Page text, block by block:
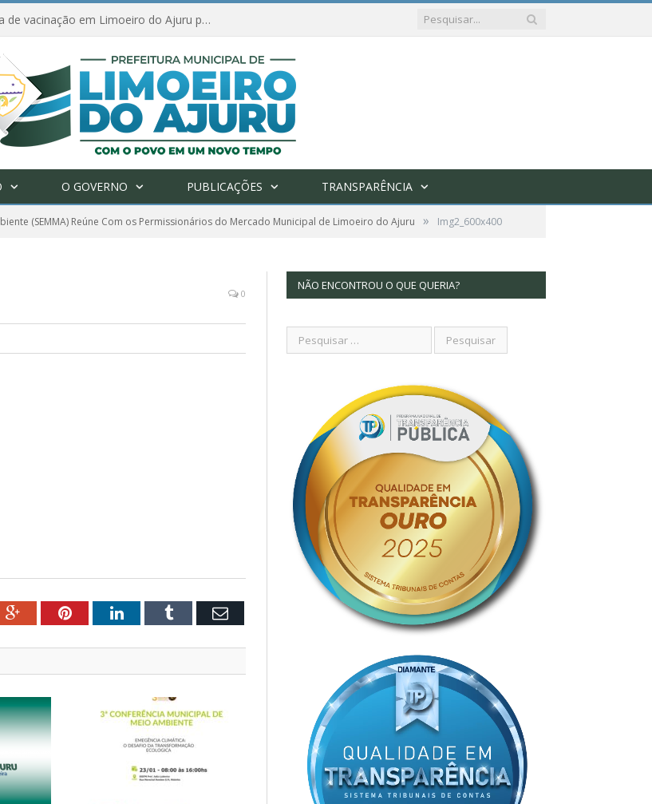
Amanhã começa nova etapa de vacinação em Limoeiro do Ajuru para idosos com 65 ou mais
O GOVERNO PUBLICAÇÕES TRANSPARÊNCIA
(SEMMA) Reúne Com os Permissionários do Mercado Municipal de Limoeiro do Ajuru » Img2_600x400
0
Google+PinterestLinkedInTumblr Email
NÃO ENCONTROU O QUE QUERIA?